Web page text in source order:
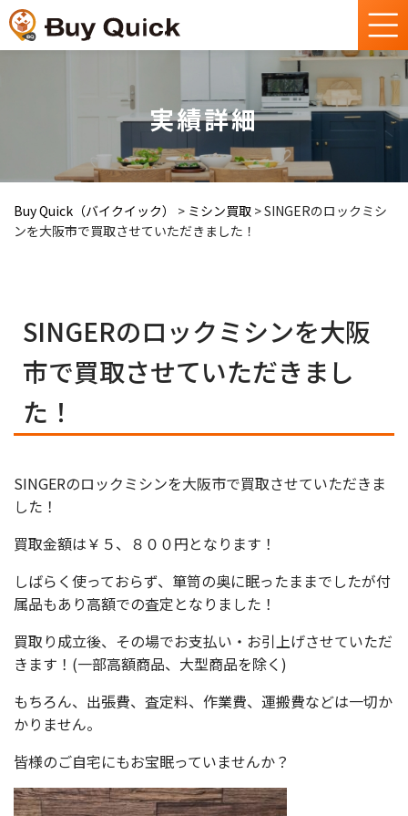
実績詳細
Buy Quick（バイクイック） > ミシン買取 >SINGERのロックミシ
ンを大阪市で買取させていただきました！
SINGERのロックミシンを大阪
市で買取させていただきまし
た！
SINGERのロックミシンを大阪市で買取させていただきま
した！
買取金額は￥５、８００円となります！
しばらく使っておらず、箪笥の奥に眠ったままでしたが付
属品もあり高額での査定となりました！
買取り成立後、その場でお支払い・お引上げさせていただ
きます！(一部高額商品、大型商品を除く)
もちろん、出張費、査定料、作業費、運搬費などは一切か
かりません。
皆様のご自宅にもお宝眠っていませんか？